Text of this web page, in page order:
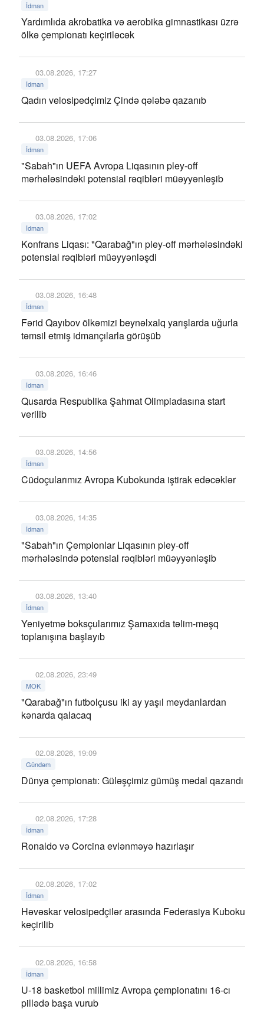
İdman
Yardımlıda akrobatika və aerobika gimnastikası üzrə
ölkə çempionatı keçiriləcək
03.08.2026, 17:27
İdman
Qadın velosipedçimiz Çində qələbə qazanıb
03.08.2026, 17:06
İdman
"Sabah"ın UEFA Avropa Liqasının pley-off
mərhələsindəki potensial rəqibləri müəyyənləşib
03.08.2026, 17:02
İdman
Konfrans Liqası: "Qarabağ"ın pley-off mərhələsindəki
potensial rəqibləri müəyyənləşdi
03.08.2026, 16:48
İdman
Fərid Qayıbov ölkəmizi beynəlxalq yarışlarda uğurla
təmsil etmiş idmançılarla görüşüb
03.08.2026, 16:46
İdman
Qusarda Respublika Şahmat Olimpiadasına start
verilib
03.08.2026, 14:56
İdman
Cüdoçularımız Avropa Kubokunda iştirak edəcəklər
03.08.2026, 14:35
İdman
"Sabah"ın Çempionlar Liqasının pley-off
mərhələsində potensial rəqibləri müəyyənləşib
03.08.2026, 13:40
İdman
Yeniyetmə boksçularımız Şamaxıda təlim-məşq
toplanışına başlayıb
02.08.2026, 23:49
MOK
"Qarabağ"ın futbolçusu iki ay yaşıl meydanlardan
kənarda qalacaq
02.08.2026, 19:09
Gündəm
Dünya çempionatı: Güləşçimiz gümüş medal qazandı
02.08.2026, 17:28
İdman
Ronaldo və Corcina evlənməyə hazırlaşır
02.08.2026, 17:02
İdman
Həvəskar velosipedçilər arasında Federasiya Kuboku
keçirilib
02.08.2026, 16:58
İdman
U-18 basketbol millimiz Avropa çempionatını 16-cı
pillədə başa vurub